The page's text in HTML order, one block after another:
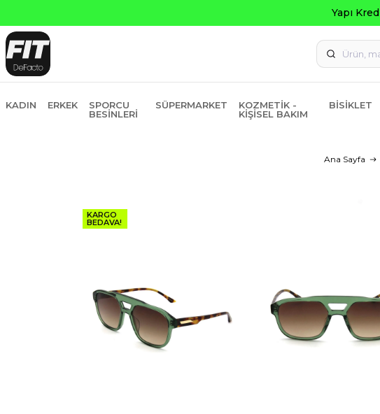
KADIN ERKEK
SPORCU
BESINLERI
SÜPERMARKET
KOZMETIK -
KIŞISEL BAKIM
BISIKLET
Ana Sayfa
KARGO
BEDAVA!